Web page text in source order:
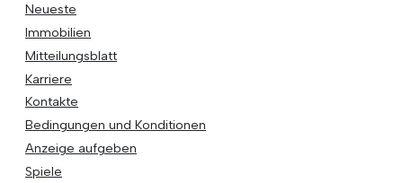
Neueste
Immobilien
Mitteilungsblatt
Karriere
Kontakte
Bedingungen und Konditionen
Anzeige aufgeben
Spiele